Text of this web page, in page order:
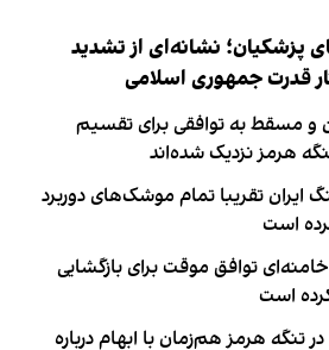
پزشکیان؛ نشانه‌ای از تشدید
قدرت جمهوری اسلامی
و مسقط به توافقی برای تقسیم
هرمز نزدیک شده‌اند
ایران تقریبا تمام موشک‌های دوربرد
است
توافق موقت برای بازگشایی
است
تنگه هرمز هم‌زمان با ابهام درباره